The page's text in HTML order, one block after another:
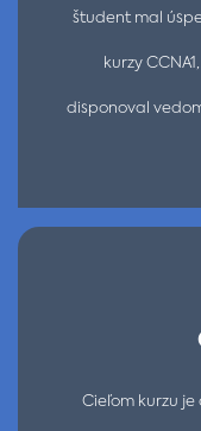
študent mal
kurzy
disponoval
Cieľom kurzu